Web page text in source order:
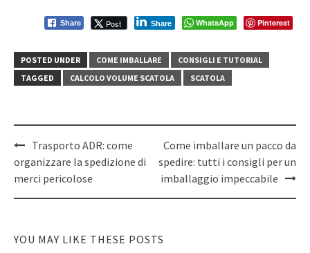
Share Post Share WhatsApp Pinterest
POSTED UNDER COME IMBALLARE
CONSIGLI E TUTORIAL
TAGGED
CALCOLO VOLUME SCATOLA SCATOLA
Post
navigation
Trasporto ADR: come
organizzare la spedizione di
merci pericolose
Come imballare un pacco da
spedire: tutti i consigli per un
imballaggio impeccabile
YOU MAY LIKE THESE POSTS